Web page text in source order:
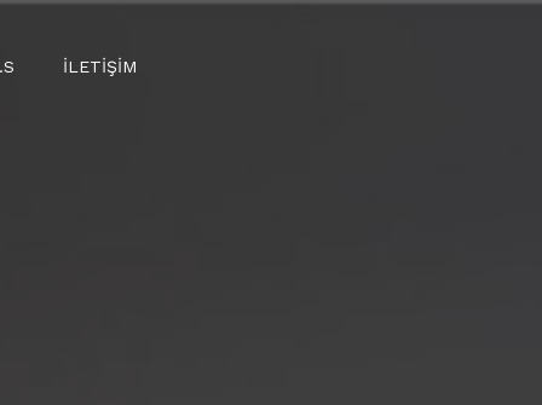
İLETIŞIM